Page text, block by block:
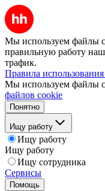
Мы используем файлы
правильную работу
трафик.
Правила
Мы используем файлы
файлов cookie
Понятно
Ищу работу
Ищу работу
Ищу работу
Ищу сотрудника
Сервисы
Помощь